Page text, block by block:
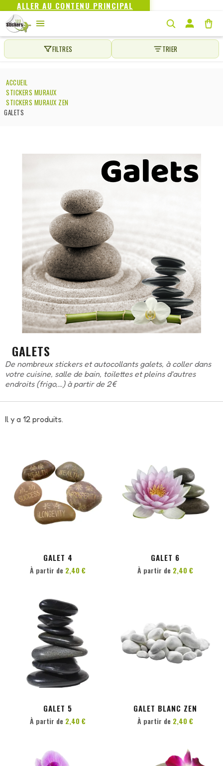
ALLER AU CONTENU PRINCIPAL
FILTRES TRIER
ACCUEIL
STICKERS MURAUX
STICKERS MURAUX ZEN
GALETS
GALETS
De nombreux stickers et autocollants galets, à coller dans
votre cuisine, salle de bain, toilettes et pleins d'autres
endroits (frigo,...) à partir de 2€
Il y a 12 produits.
GALET 4
À partir de 2,40 €
GALET 6
À partir de 2,40 €
GALET 5
PERSONNALISER
À partir de 2,40 €
GALET BLANC ZEN
À partir de 2,40 €